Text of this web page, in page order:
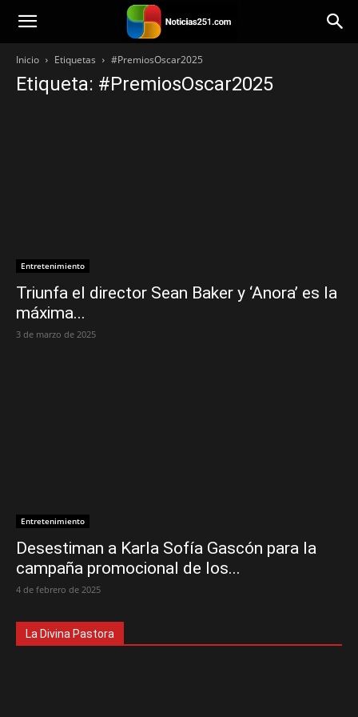
Noticias251
Inicio Etiquetas #PremiosOscar2025
Etiqueta: #PremiosOscar2025
Entretenimiento
Triunfa el director Sean Baker y ‘Anora’ es la
máxima...
3 de marzo de 2025
Entretenimiento
Desestiman a Karla Sofía Gascón para la
campaña promocional de los...
4 de febrero de 2025
La Divina Pastora